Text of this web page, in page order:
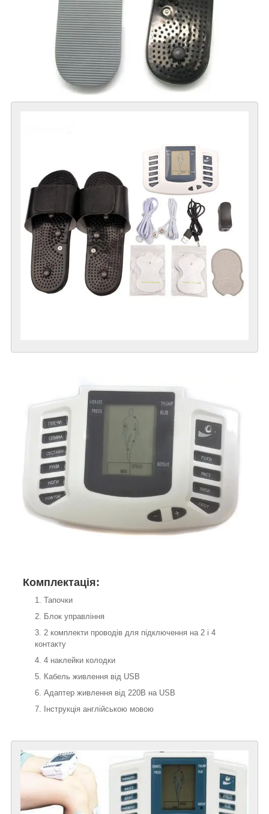
Комплектація:
Тапочки
Блок управління
2 комплекти проводів для підключення на 2 і 4
контакту
4 наклейки колодки
Кабель живлення від USB
Адаптер живлення від 220В на USB
Інструкція англійською мовою